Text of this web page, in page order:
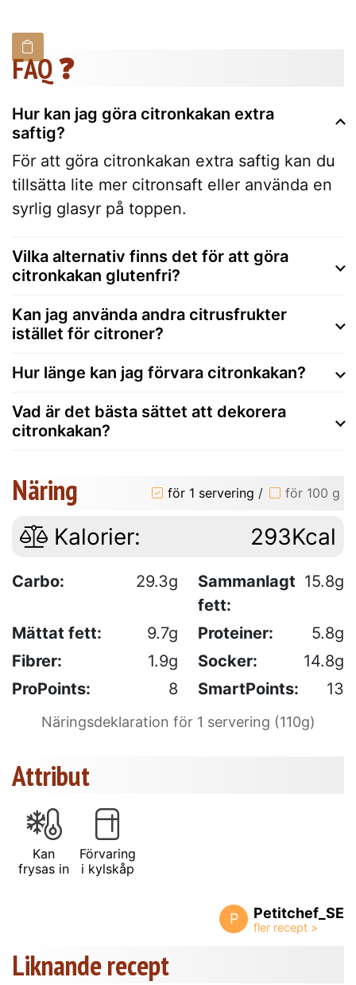
FAQ ❓
Hur kan jag göra citronkakan extra
saftig?
För att göra citronkakan extra saftig kan du
tillsätta lite mer citronsaft eller använda en
syrlig glasyr på toppen.
Vilka alternativ finns det för att göra
citronkakan glutenfri?
Kan jag använda andra citrusfrukter
istället för citroner?
Hur länge kan jag förvara citronkakan?
Vad är det bästa sättet att dekorera
citronkakan?
Näring för 1 servering / för 100 g
Kalorier: 293Kcal
Carbo: 29.3g
Sammanlagt
fett:
15.8g
Mättat fett: 9.7g Proteiner:
5.8g
Fibrer:
1.9g Socker:
14.8g
ProPoints:
8 SmartPoints: 13
Näringsdeklaration för 1 servering (110g)
Attribut
Kan
frysas in
Förvaring
i kylskåp
P Petitchef_SE
Liknande recept